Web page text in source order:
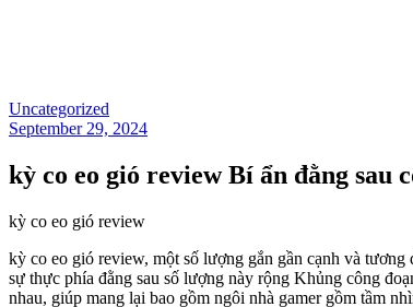
Uncategorized
September 29, 2024
kỳ co eo gió review Bí ẩn đằng sau
kỳ co eo gió review
kỳ co eo gió review, một số lượng gắn gần cạnh và
sự thực phía đằng sau số lượng này rộng Khủng công
nhau, giúp mang lại bao gồm ngôi nhà gamer gồm tầm